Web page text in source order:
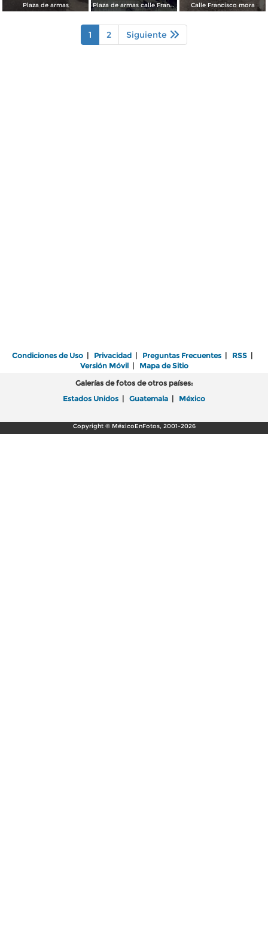
Plaza de armas Plaza de armas calle Francisco i madero Calle Francisco mora
1 2 Siguiente
Condiciones de Uso | Privacidad | Preguntas Frecuentes | RSS |
Versión Móvil| Mapa de Sitio
Galerías de fotos de otros países:
Estados Unidos | Guatemala | México
Copyright © MéxicoEnFotos, 2001-2026